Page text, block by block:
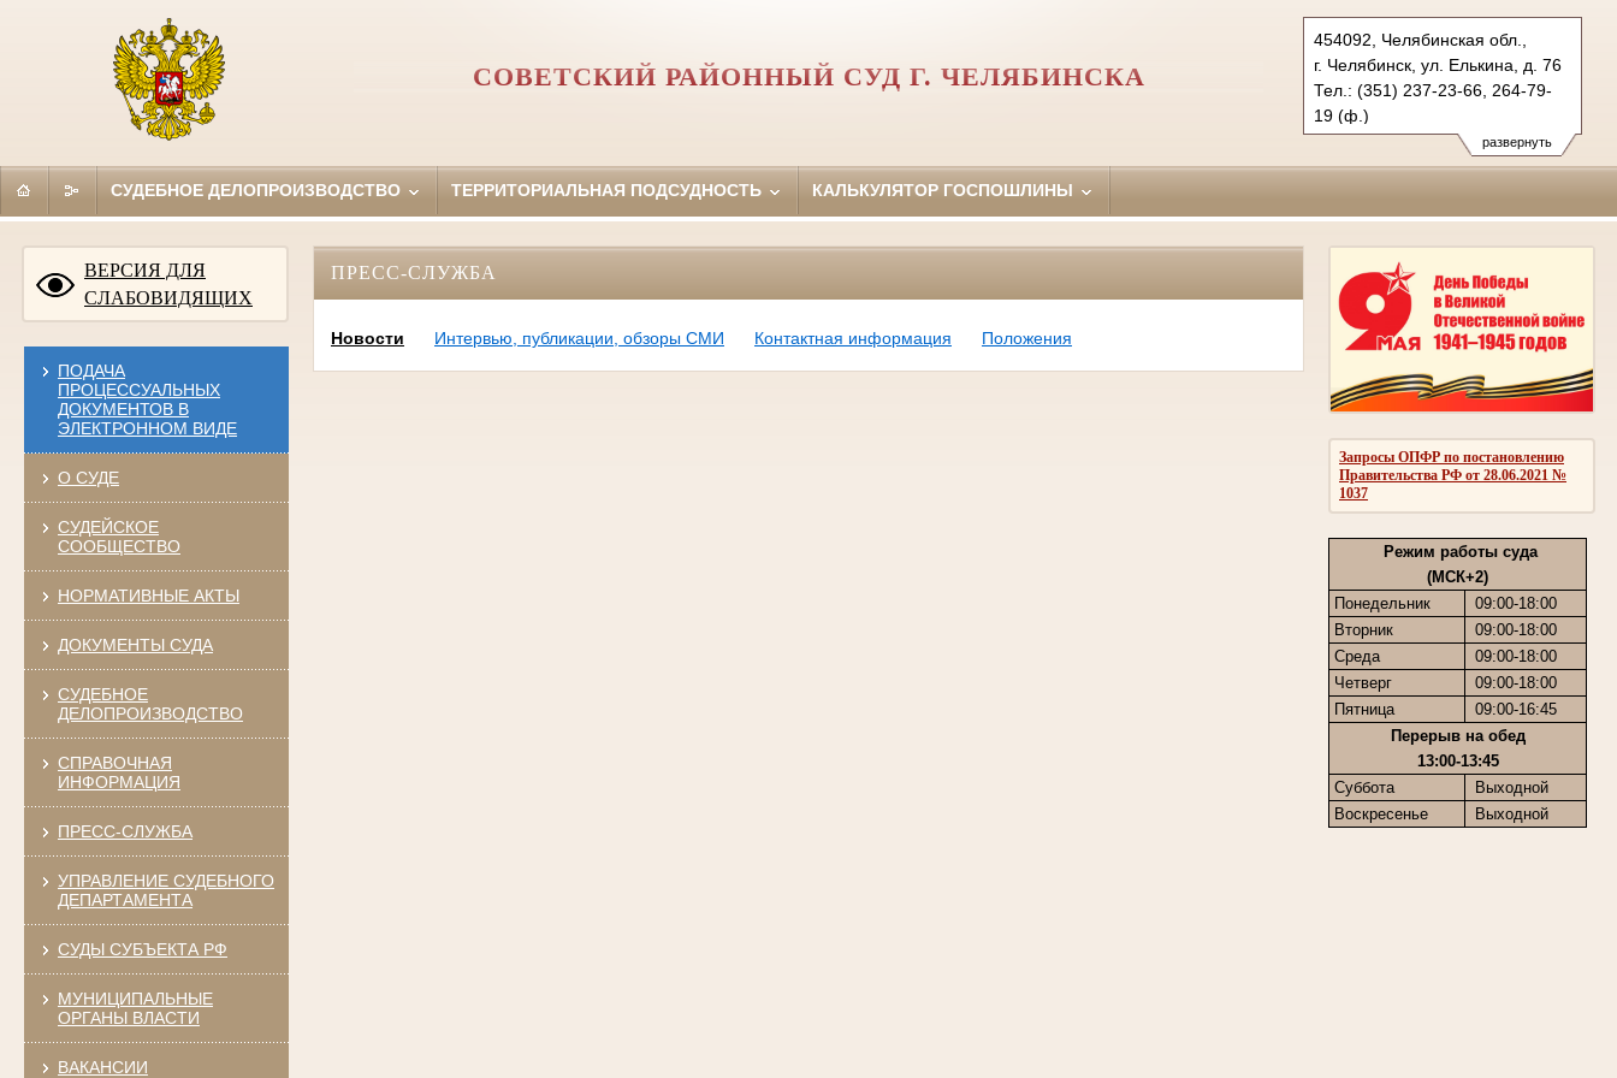
развернуть
454092, Челябинская обл.,
г. Челябинск, ул. Елькина, д. 76
Тел.: (351) 237-23-66, 264-79-
19 (ф.)
sovetsky.chel@sudrf.ru
СОВЕТСКИЙ РАЙОННЫЙ СУД Г. ЧЕЛЯБИНСКА
СУДЕБНОЕ ДЕЛОПРОИЗВОДСТВО ТЕРРИТОРИАЛЬНАЯ ПОДСУДНОСТЬ КАЛЬКУЛЯТОР ГОСПОШЛИНЫ
ВЕРСИЯ ДЛЯ
СЛАБОВИДЯЩИХ
ПОДАЧА
ПРОЦЕССУАЛЬНЫХ
ДОКУМЕНТОВ В
ЭЛЕКТРОННОМ ВИДЕ
О СУДЕ
СУДЕЙСКОЕ
СООБЩЕСТВО
НОРМАТИВНЫЕ АКТЫ
ДОКУМЕНТЫ СУДА
СУДЕБНОЕ
ДЕЛОПРОИЗВОДСТВО
СПРАВОЧНАЯ
ИНФОРМАЦИЯ
ПРЕСС-СЛУЖБА
УПРАВЛЕНИЕ СУДЕБНОГО
ДЕПАРТАМЕНТА
СУДЫ СУБЪЕКТА РФ
МУНИЦИПАЛЬНЫЕ
ОРГАНЫ ВЛАСТИ
ВАКАНСИИ
Запросы ОПФР по постановлению
Правительства РФ от 28.06.2021 №
1037
Режим работы суда
(МСК+2)
Понедельник
09:00-18:00
Вторник
09:00-18:00
Среда
09:00-18:00
Четверг
09:00-18:00
Пятница
09:00-16:45
Перерыв на обед
13:00-13:45
Суббота
Выходной
Воскресенье
Выходной
ПРЕСС-СЛУЖБА
Новости Интервью, публикации, обзоры СМИ Контактная информация Положения